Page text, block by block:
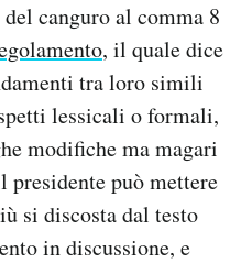
canguro al comma 8
, il quale dice
tra loro simili
lessicali o formali,
modifiche ma magari
presidente può mettere
si discosta dal testo
in discussione, e